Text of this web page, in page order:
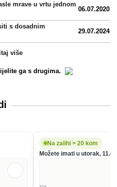
mrave u vrtu jednom
06.07.2020
s dosadnim
29.07.2024
više
ga s drugima.
Na zalihi > 20 kom
Možete imati u utorak,